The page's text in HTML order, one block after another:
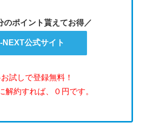
のポイント貰えてお得／
NEXT公式サイト
試しで登録無料！
解約すれば、０円です。